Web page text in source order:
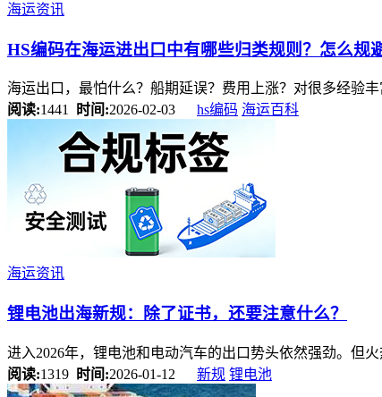
海运资讯
HS编码在海运进出口中有哪些归类规则？怎么规
海运出口，最怕什么？船期延误？费用上涨？对很多经验
阅读:1441 时间:2026-02-03 hs编码 海运百科
海运资讯
锂电池出海新规：除了证书，还要注意什么？
进入2026年，锂电池和电动汽车的出口势头依然强劲。
阅读:1319 时间:2026-01-12 新规 锂电池